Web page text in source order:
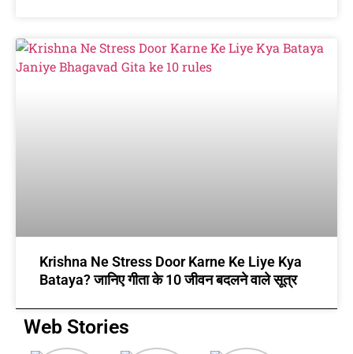
Krishna Ne Stress Door Karne Ke Liye Kya
Bataya? जानिए गीता के 10 जीवन बदलने वाले सूत्र
Web Stories